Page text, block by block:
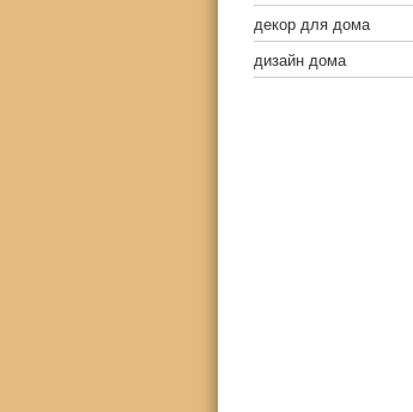
декор для дома
дизайн дома